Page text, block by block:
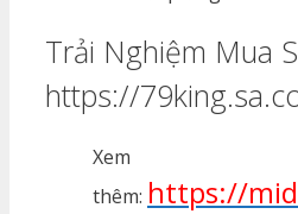
Trải Nghiệm Mua
https://
Xem
thêm: https://